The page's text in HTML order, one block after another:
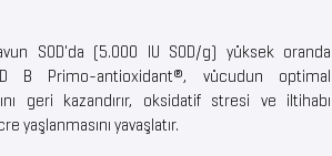
SOD'da (5.000 IU SOD/g) yüksek oranda
B Primo-antioxidant®, vücudun optimal
geri kazandırır, oksidatif stresi ve iltihabı
yaşlanmasını yavaşlatır.